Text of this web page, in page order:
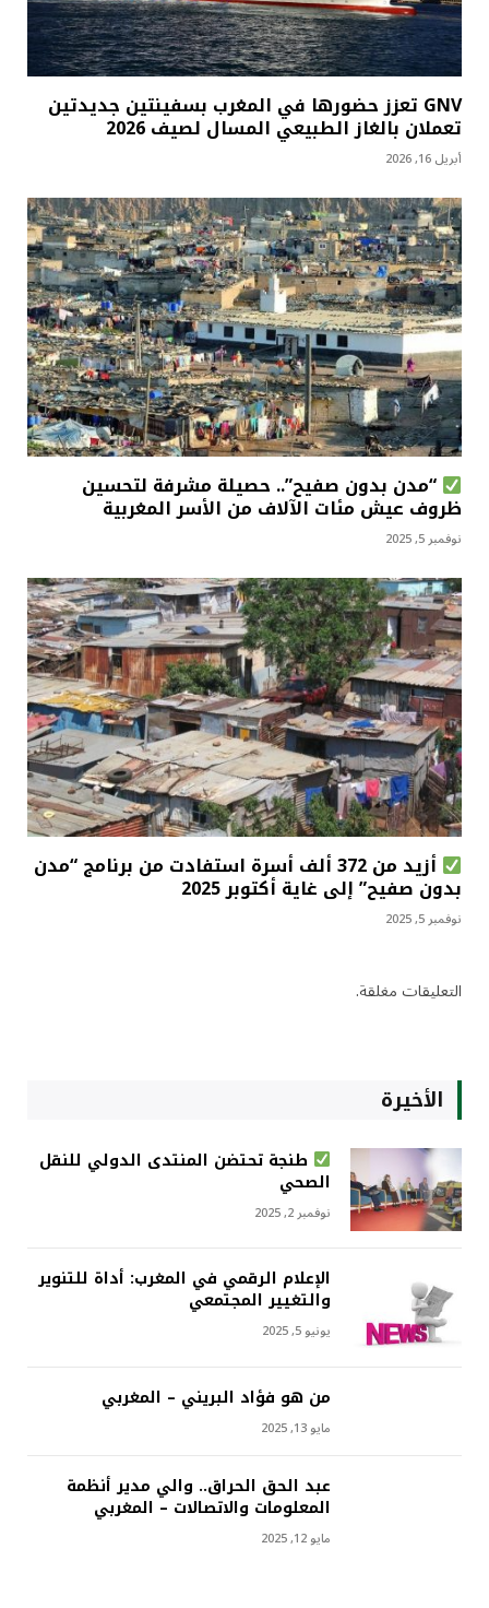
GNV تعزز حضورها في المغرب بسفينتين جديدتين
تعملان بالغاز الطبيعي المسال لصيف 2026
أبريل 16, 2026
“مدن بدون صفيح”.. حصيلة مشرفة لتحسين
ظروف عيش مئات الآلاف من الأسر المغربية
نوفمبر 5, 2025
أزيد من 372 ألف أسرة استفادت من برنامج “مدن
بدون صفيح” إلى غاية أكتوبر 2025
نوفمبر 5, 2025
التعليقات مغلقة.
الأخيرة
طنجة تحتضن المنتدى الدولي للنقل
الصحي
نوفمبر 2, 2025
الإعلام الرقمي في المغرب: أداة للتنوير
والتغيير المجتمعي
يونيو 5, 2025
من هو فؤاد البريني – المغربي
مايو 13, 2025
عبد الحق الحراق.. والي مدير أنظمة
المعلومات والاتصالات – المغربي
مايو 12, 2025